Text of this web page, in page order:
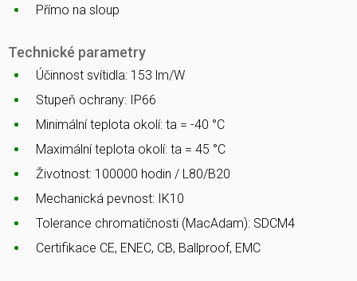
Přímo na sloup
Technické parametry
Účinnost svítidla: 153 lm/W
Stupeň ochrany: IP66
Minimální teplota okolí: ta = -40 °C
Maximální teplota okolí: ta = 45 °C
Životnost: 100000 hodin / L80/B20
Mechanická pevnost: IK10
Tolerance chromatičnosti (MacAdam): SDCM4
Certifikace CE, ENEC, CB, Ballproof, EMC